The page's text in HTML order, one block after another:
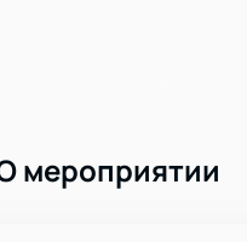
мероприятии